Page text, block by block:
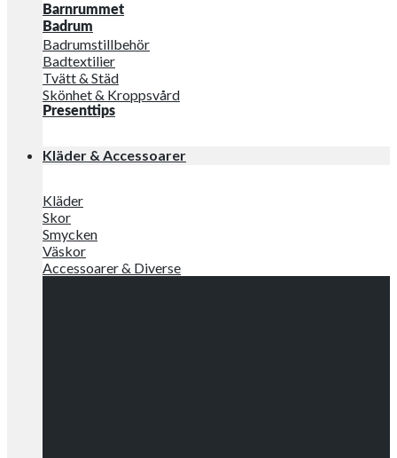
Barnrummet
Badrum
Badrumstillbehör
Badtextilier
Tvätt & Städ
Skönhet & Kroppsvård
Presenttips
Kläder & Accessoarer
Kläder
Skor
Smycken
Väskor
Accessoarer & Diverse